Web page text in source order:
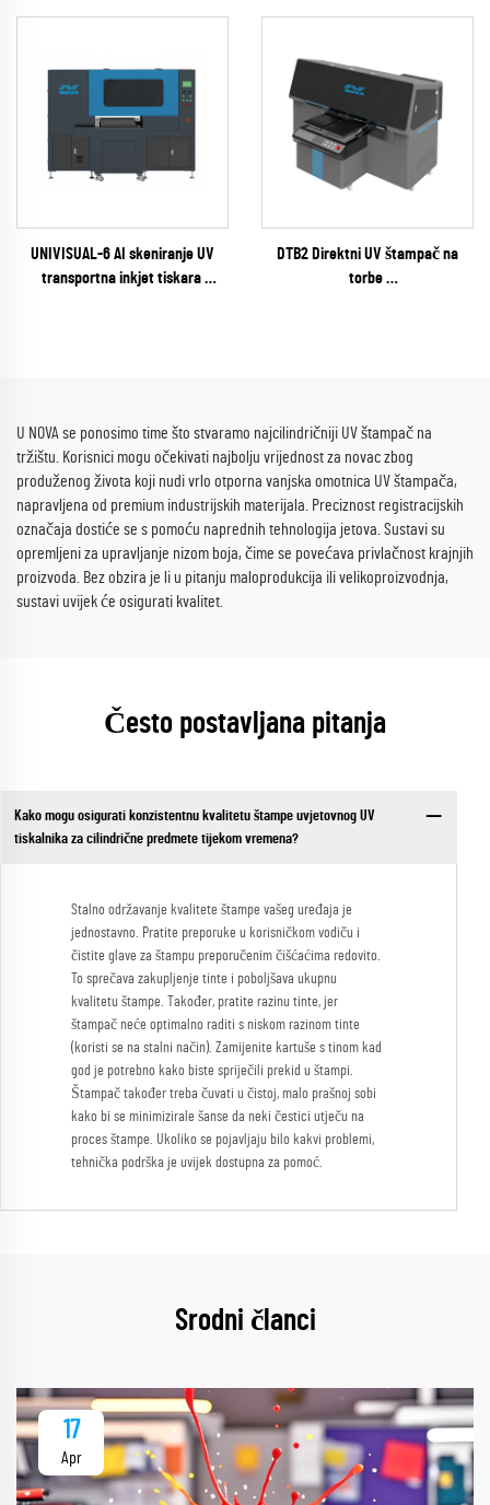
UNIVISUAL-6 AI skeniranje UV
transportna inkjet tiskara
DTB2 Direktni UV štampač na
torbe
U NOVA se ponosimo time što stvaramo najcilindričniji UV štampač na
tržištu. Korisnici mogu očekivati najbolju vrijednost za novac zbog
produženog života koji nudi vrlo otporna vanjska omotnica UV štampača,
napravljena od premium industrijskih materijala. Preciznost registracijskih
označaja dostiće se s pomoću naprednih tehnologija jetova. Sustavi su
opremljeni za upravljanje nizom boja, čime se povećava privlačnost krajnjih
proizvoda. Bez obzira je li u pitanju maloprodukcija ili velikoproizvodnja,
sustavi uvijek će osigurati kvalitet.
Često postavljana pitanja
Kako mogu osigurati konzistentnu kvalitetu štampe uvjetovnog UV
tiskalnika za cilindrične predmete tijekom vremena?
Stalno održavanje kvalitete štampe vašeg uređaja je
jednostavno. Pratite preporuke u korisničkom vodiču i
čistite glave za štampu preporučenim čišćaćima redovito.
To sprečava zakupljenje tinte i poboljšava ukupnu
kvalitetu štampe. Također, pratite razinu tinte, jer
štampač neće optimalno raditi s niskom razinom tinte
(koristi se na stalni način). Zamijenite kartuše s tinom kad
god je potrebno kako biste spriječili prekid u štampi.
Štampač također treba čuvati u čistoj, malo prašnoj sobi
kako bi se minimizirale šanse da neki čestici utječu na
proces štampe. Ukoliko se pojavljaju bilo kakvi problemi,
tehnička podrška je uvijek dostupna za pomoć.
Srodni članci
17
Apr